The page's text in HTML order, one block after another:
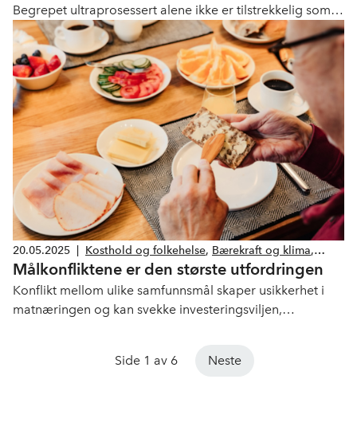
Begrepet ultraprosessert alene ikke er tilstrekkelig som
pekepinn på hva som er sunt eller usunt.
20.05.2025 Kosthold og folkehelse, Bærekraft og klima,
Næringspolitikk
Målkonfliktene er den største utfordringen
Konflikt mellom ulike samfunnsmål skaper usikkerhet i
matnæringen og kan svekke investeringsviljen,
Side 1 av 6
Neste